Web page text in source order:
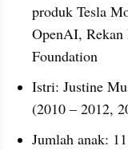
produk Tesla
OpenAI,
Foundation
Istri: Justine
(2010 – 2012,
Jumlah anak: 11